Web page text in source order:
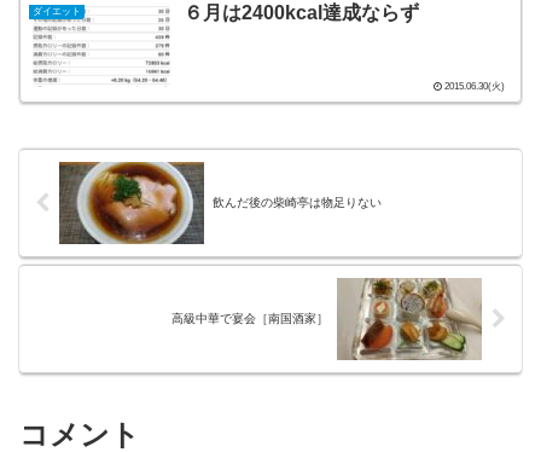
ダイエット ６月は2400kcal達成ならず
2015.06.30(火)
飲んだ後の柴崎亭は物足りない
高級中華で宴会［南国酒家］
コメント